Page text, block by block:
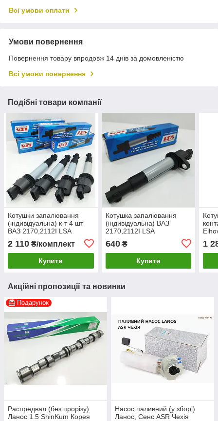
Всі умови оплати
Умови повернення
Повернення товару впродовж 14 днів за домовленістю
Всі умови повернення
Подібні товари компанії
Котушки запалювання
(індивідуальна) к-т 4 шт
ВАЗ 2170,2112I LSA
2 110 ₴/комплект
Купити
Котушка запалювання
(індивідуальна) ВАЗ
2170,2112I LSA
640₴
Купити
1
Акційні пропозиції та новинки
Подарунок
Распредвал (без прорізу)
Ланос 1.5 ShinKum Корея
Насос паливний (у зборі)
Ланос, Сенс ASR Чехія